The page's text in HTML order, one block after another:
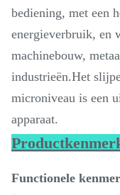
bediening, met een
energieverbruik, en
machinebouw,
industrieën.Het
microniveau is een
apparaat.
Functionele